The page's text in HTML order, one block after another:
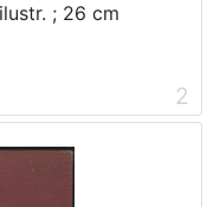
; 26 cm
2